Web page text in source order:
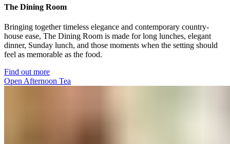
The Dining Room​​​​‌ ‍ ​‍​‍‌‍ ‌ ​‍‌‍‍‌‌‍‌ ‌‍‍‌‌‍ ‍​‍​‍​ ‍‍​‍​‍‌ ​ ‌‍​‌‌‍ ‍‌‍‍‌‌ ‌​‌ ‍‌​‍ ‍‌‍‍‌‌‍ ​‍​‍​‍ ​​‍​‍‌‍‍​‌ ​‍‌‍‌‌‌‍‌‍​‍​‍​ ‍‍​‍​‍‌‍‍​‌ ‌​‌ ‌​‌ ​​‌ ​ ​ ‍‍​‍ ​‍ ‌‍ ​​‍ ‌‌‍​‌‌‍ ‍‌‍‌​​‍ ‌‌ ​‍​‍ ‌‌‍‍​‌‍ ‌ ‌​‌‍‌‌‌‍ ​‌ ​ ​‍ ‌‌ ​ ‌ ‌​‌ ‌‌‌‍‌​‌‍‍‌‌‍ ​‍ ‍‌ ‌‍‌‍‌‌‌ ​‍‌‍​ ‌‍‌‌‌‍ ​​‍ ‍‌‍​‌‌ ​​‌ ​​​‍ ‌‍‍‌‌‍ ‍‌ ‌​‌‍‌‌‌‍ ‍‌ ‌​​‍ ‌‍‌‌‌‍‌​‌‍‍‌‌ ‌​​‍ ‌‍ ‌‌‍ ‌‍‌​‌‍‌‌​ ‌‌ ​​‌ ​‍‌‍‌‌‌ ​ ‌‍‌‌‌‍ ‍‌ ‌​‌‍​‌‌ ‌​‌‍‍‌‌‍ ‌‍ ‍​ ‍ ‌‍‍‌‌‍‌​​ ‌‌‍​‍​ ‍‌‌‍​‌​ ‌‍​ ‌‌​ ‌ ‌‍‌‌​ ‌‌​‍ ‌​ ​‍‌‍‌​​ ‌‌​ ‍‌​‍ ‌​ ‌​‌‍​‍‌‍​ ​ ​‍​‍ ‌​ ‍​​ ‍‌​ ​ ​ ‌ ​‍ ‌‌‍​‌‌‍​‌​ ‍​‌‍‌‍‌‍‌‍‌‍​‌​ ‍‌‌‍​ ​ ‌‌‌‍‌‌​ ‌ ‌‍​‌​ ‍ ‌ ‌​‌ ‍‌‌ ​​‌‍‌‌​ ‌‌‍‍​‌‍ ‌ ‌​‌‍‌‌‌‍ ​‌‌​ ‌‍‍‌‌ ‌​‌‍‌‌‌‌​​‌‍​‌‌‍‌ ‌‍‌‌​ ‍ ‌ ​​‌‍​‌‌ ‌​‌‍‍​​ ‌‌ ​​‌‍​‌‌‍‌ ‌‍‌‌‌​​‍‌ ‌‌‌‍‍‌‌‍ ​‌‍‌​‌‍‌‌‌ ​‍​‍‌‌​ ‌‌‌​​‍‌‌ ‌‍‍ ‌‍‌‌‌ ‍‌​‍‌‌​ ​ ‌​‌​​‍‌‌​ ​ ‌​‌​​‍‌‌​ ​‍​ ​‍​ ‌‌​ ​‍‌‍​‌‌‍‌‍​ ‌‍​ ‌‍​ ‌​‌‍‌​‌‍‌​​ ​ ​ ‍‌​ ‍​​‍‌‌​ ​‍​ ​‍​‍‌‌​ ‌‌‌​‌​​‍ ‍‌‍​ ‌‍ ‌‍ ‍‌ ‌​‌‍‌‌‌‍ ‍‌ ‌​​‍‌‌​ ‌‌‌​​‍‌‌ ‌‍‍ ‌‍‌‌‌ ‍‌​‍‌‌​ ​ ‌​‌​​‍‌‌​ ​ ‌​‌​​‍‌‌​ ​‍​ ​‍‌‍‌‌‌‍​‍‌‍​ ​ ‌​​ ‌‍​ ​ ‌‍‌​​ ​‌​ ‌‍​ ‌​‌‍‌‌​ ‌​​‍‌‌​ ​‍​ ​‍​‍‌‌​ ‌‌‌​‌​​‍ ‍‌ ‌​‌‍‍‌‌ ‌​‌‍ ​‌‍‌‌​ ‌‍​‍‌‍​‌‌ ​ ‌‍‌‌‌‌‌‌‌ ​‍‌‍ ​​ ‌‌‍‍​‌ ‌​‌ ‌​‌ ​​‌ ​ ​‍‌‌​ ​ ‌​​‌​‍‌‌​ ​‍‌​‌‍​‍‌‌​ ​‍‌​‌‍‌‍ ​​‍ ‌‌‍​‌‌‍ ‍‌‍‌​​‍ ‌‌ ​‍​‍ ‌‌‍‍​‌‍ ‌ ‌​‌‍‌‌‌‍ ​‌ ​ ​‍ ‌‌ ​ ‌ ‌​‌ ‌‌‌‍‌​‌‍‍‌‌‍ ​‍ ‍‌ ‌‍‌‍‌‌‌ ​‍‌‍​ ‌‍‌‌‌‍ ​​‍ ‍‌‍​‌‌ ​​‌ ​​​‍‌‍‌‍‍‌‌‍‌​​ ‌‌‍​‍​ ‍‌‌‍​‌​ ‌‍​ ‌‌​ ‌ ‌‍‌‌​ ‌‌​‍ ‌​ ​‍‌‍‌​​ ‌‌​ ‍‌​‍ ‌​ ‌​‌‍​‍‌‍​ ​ ​‍​‍ ‌​ ‍​​ ‍‌​ ​ ​ ‌ ​‍ ‌‌‍​‌‌‍​‌​ ‍​‌‍‌‍‌‍‌‍‌‍​‌​ ‍‌‌‍​ ​ ‌‌‌‍‌‌​ ‌ ‌‍​‌​‍‌‍‌ ‌​‌ ‍‌‌ ​​‌‍‌‌​ ‌‌‍‍​‌‍ ‌ ‌​‌‍‌‌‌‍ ​‌‌​ ‌‍‍‌‌ ‌​‌‍‌‌‌‌​​‌‍​‌‌‍‌ ‌‍‌‌​‍‌‍‌ ​​‌‍​‌‌ ‌​‌‍‍​​ ‌‌ ​​‌‍​‌‌‍‌ ‌‍‌‌‌​​‍‌ ‌‌‌‍‍‌‌‍ ​‌‍‌​‌‍‌‌‌ ​‍​‍‌‌​ ‌‌‌​​‍‌‌ ‌‍‍ ‌‍‌‌‌ ‍‌​‍‌‌​ ​ ‌​‌​​‍‌‌​ ​ ‌​‌​​‍‌‌​ ​‍​ ​‍​ ‌‌​ ​‍‌‍​‌‌‍‌‍​ ‌‍​ ‌‍​ ‌​‌‍‌​‌‍‌​​ ​ ​ ‍‌​ ‍​​‍‌‌​ ​‍​ ​‍​‍‌‌​ ‌‌‌​‌​​‍ ‍‌‍​ ‌‍ ‌‍ ‍‌ ‌​‌‍‌‌‌‍ ‍‌ ‌​​‍‌‌​ ‌‌‌​​‍‌‌ ‌‍‍ ‌‍‌‌‌ ‍‌​‍‌‌​ ​ ‌​‌​​‍‌‌​ ​ ‌​‌​​‍‌‌​ ​‍​ ​‍‌‍‌‌‌‍​‍‌‍​ ​ ‌​​ ‌‍​ ​ ‌‍‌​​ ​‌​ ‌‍​ ‌​‌‍‌‌​ ‌​​‍‌‌​ ​‍​ ​‍​‍‌‌​ ‌‌‌​‌​​‍ ‍‌ ‌​‌‍‍‌‌ ‌​‌‍ ​‌‍‌‌​‍‌‍‌ ​​‌‍‌‌‌ ​‍‌ ​ ‌ ​​‌‍‌‌‌‍​ ‌ ‌​‌‍‍‌‌ ‌‍‌‍‌‌​ ‌‌ ​​‌ ‌‌‌‍​‍‌‍ ​‌‍‍‌‌ ​ ‌‍‍​‌‍‌‌‌‍‌​​‍​‍‌ ‌
Bringing together timeless elegance and contemporary country-
house ease, The Dining Room is made for long lunches, elegant
dinner, Sunday lunch, and those moments when the setting should
feel as memorable as the food.​​​​‌ ‍ ​‍​‍‌‍ ‌ ​‍‌‍‍‌‌‍‌ ‌‍‍‌‌‍ ‍​‍​‍​ ‍‍​‍​‍‌ ​ ‌‍​‌‌‍ ‍‌‍‍‌‌ ‌​‌ ‍‌​‍ ‍‌‍‍‌‌‍ ​‍​‍​‍ ​​‍​‍‌‍‍​‌ ​‍‌‍‌‌‌‍‌‍​‍​‍​ ‍‍​‍​‍‌‍‍​‌ ‌​‌ ‌​‌ ​​‌ ​ ​ ‍‍​‍ ​‍ ‌‍ ​​‍ ‌‌‍​‌‌‍ ‍‌‍‌​​‍ ‌‌ ​‍​‍ ‌‌‍‍​‌‍ ‌ ‌​‌‍‌‌‌‍ ​‌ ​ ​‍ ‌‌ ​ ‌ ‌​‌ ‌‌‌‍‌​‌‍‍‌‌‍ ​‍ ‍‌ ‌‍‌‍‌‌‌ ​‍‌‍​ ‌‍‌‌‌‍ ​​‍ ‍‌‍​‌‌ ​​‌ ​​​‍ ‌‍‍‌‌‍ ‍‌ ‌​‌‍‌‌‌‍ ‍‌ ‌​​‍ ‌‍‌‌‌‍‌​‌‍‍‌‌ ‌​​‍ ‌‍ ‌‌‍ ‌‍‌​‌‍‌‌​ ‌‌ ​​‌ ​‍‌‍‌‌‌ ​ ‌‍‌‌‌‍ ‍‌ ‌​‌‍​‌‌ ‌​‌‍‍‌‌‍ ‌‍ ‍​ ‍ ‌‍‍‌‌‍‌​​ ‌‌‍​‍​ ‍‌‌‍​‌​ ‌‍​ ‌‌​ ‌ ‌‍‌‌​ ‌‌​‍ ‌​ ​‍‌‍‌​​ ‌‌​ ‍‌​‍ ‌​ ‌​‌‍​‍‌‍​ ​ ​‍​‍ ‌​ ‍​​ ‍‌​ ​ ​ ‌ ​‍ ‌‌‍​‌‌‍​‌​ ‍​‌‍‌‍‌‍‌‍‌‍​‌​ ‍‌‌‍​ ​ ‌‌‌‍‌‌​ ‌ ‌‍​‌​ ‍ ‌ ‌​‌ ‍‌‌ ​​‌‍‌‌​ ‌‌‍‍​‌‍ ‌ ‌​‌‍‌‌‌‍ ​‌‌​ ‌‍‍‌‌ ‌​‌‍‌‌‌‌​​‌‍​‌‌‍‌ ‌‍‌‌​ ‍ ‌ ​​‌‍​‌‌ ‌​‌‍‍​​ ‌‌ ​​‌‍​‌‌‍‌ ‌‍‌‌‌​​‍‌ ‌‌‌‍‍‌‌‍ ​‌‍‌​‌‍‌‌‌ ​‍​‍‌‌​ ‌‌‌​​‍‌‌ ‌‍‍ ‌‍‌‌‌ ‍‌​‍‌‌​ ​ ‌​‌​​‍‌‌​ ​ ‌​‌​​‍‌‌​ ​‍​ ​‍​ ‌‌​ ​‍‌‍​‌‌‍‌‍​ ‌‍​ ‌‍​ ‌​‌‍‌​‌‍‌​​ ​ ​ ‍‌​ ‍​​‍‌‌​ ​‍​ ​‍​‍‌‌​ ‌‌‌​‌​​‍ ‍‌‍​ ‌‍ ‌‍ ‍‌ ‌​‌‍‌‌‌‍ ‍‌ ‌​​‍‌‌​ ‌‌‌​​‍‌‌ ‌‍‍ ‌‍‌‌‌ ‍‌​‍‌‌​ ​ ‌​‌​​‍‌‌​ ​ ‌​‌​​‍‌‌​ ​‍​ ​‍‌‍‌‌‌‍​‍‌‍​ ​ ‌​​ ‌‍​ ​ ‌‍‌​​ ​‌​ ‌‍​ ‌​‌‍‌‌​ ‌​​‍‌‌​ ​‍​ ​‍​‍‌‌​ ‌‌‌​‌​​‍ ‍‌‍‌‌‌ ‍​‌‍​ ‌‍‌‌‌ ​‍‌ ​​‌ ‌​​ ‌‍​‍‌‍​‌‌ ​ ‌‍‌‌‌‌‌‌‌ ​‍‌‍ ​​ ‌‌‍‍​‌ ‌​‌ ‌​‌ ​​‌ ​ ​‍‌‌​ ​ ‌​​‌​‍‌‌​ ​‍‌​‌‍​‍‌‌​ ​‍‌​‌‍‌‍ ​​‍ ‌‌‍​‌‌‍ ‍‌‍‌​​‍ ‌‌ ​‍​‍ ‌‌‍‍​‌‍ ‌ ‌​‌‍‌‌‌‍ ​‌ ​ ​‍ ‌‌ ​ ‌ ‌​‌ ‌‌‌‍‌​‌‍‍‌‌‍ ​‍ ‍‌ ‌‍‌‍‌‌‌ ​‍‌‍​ ‌‍‌‌‌‍ ​​‍ ‍‌‍​‌‌ ​​‌ ​​​‍‌‍‌‍‍‌‌‍‌​​ ‌‌‍​‍​ ‍‌‌‍​‌​ ‌‍​ ‌‌​ ‌ ‌‍‌‌​ ‌‌​‍ ‌​ ​‍‌‍‌​​ ‌‌​ ‍‌​‍ ‌​ ‌​‌‍​‍‌‍​ ​ ​‍​‍ ‌​ ‍​​ ‍‌​ ​ ​ ‌ ​‍ ‌‌‍​‌‌‍​‌​ ‍​‌‍‌‍‌‍‌‍‌‍​‌​ ‍‌‌‍​ ​ ‌‌‌‍‌‌​ ‌ ‌‍​‌​‍‌‍‌ ‌​‌ ‍‌‌ ​​‌‍‌‌​ ‌‌‍‍​‌‍ ‌ ‌​‌‍‌‌‌‍ ​‌‌​ ‌‍‍‌‌ ‌​‌‍‌‌‌‌​​‌‍​‌‌‍‌ ‌‍‌‌​‍‌‍‌ ​​‌‍​‌‌ ‌​‌‍‍​​ ‌‌ ​​‌‍​‌‌‍‌ ‌‍‌‌‌​​‍‌ ‌‌‌‍‍‌‌‍ ​‌‍‌​‌‍‌‌‌ ​‍​‍‌‌​ ‌‌‌​​‍‌‌ ‌‍‍ ‌‍‌‌‌ ‍‌​‍‌‌​ ​ ‌​‌​​‍‌‌​ ​ ‌​‌​​‍‌‌​ ​‍​ ​‍​ ‌‌​ ​‍‌‍​‌‌‍‌‍​ ‌‍​ ‌‍​ ‌​‌‍‌​‌‍‌​​ ​ ​ ‍‌​ ‍​​‍‌‌​ ​‍​ ​‍​‍‌‌​ ‌‌‌​‌​​‍ ‍‌‍​ ‌‍ ‌‍ ‍‌ ‌​‌‍‌‌‌‍ ‍‌ ‌​​‍‌‌​ ‌‌‌​​‍‌‌ ‌‍‍ ‌‍‌‌‌ ‍‌​‍‌‌​ ​ ‌​‌​​‍‌‌​ ​ ‌​‌​​‍‌‌​ ​‍​ ​‍‌‍‌‌‌‍​‍‌‍​ ​ ‌​​ ‌‍​ ​ ‌‍‌​​ ​‌​ ‌‍​ ‌​‌‍‌‌​ ‌​​‍‌‌​ ​‍​ ​‍​‍‌‌​ ‌‌‌​‌​​‍ ‍‌‍‌‌‌ ‍​‌‍​ ‌‍‌‌‌ ​‍‌ ​​‌ ‌​​‍‌‍‌ ​​‌‍‌‌‌ ​‍‌ ​ ‌ ​​‌‍‌‌‌‍​ ‌ ‌​‌‍‍‌‌ ‌‍‌‍‌‌​ ‌‌ ​​‌ ‌‌‌‍​‍‌‍ ​‌‍‍‌‌ ​ ‌‍‍​‌‍‌‌‌‍‌​​‍​‍‌ ‌
Find out more​​​​‌ ‍ ​‍​‍‌‍ ‌ ​‍‌‍‍‌‌‍‌ ‌‍‍‌‌‍ ‍​‍​‍​ ‍‍​‍​‍‌ ​ ‌‍​‌‌‍ ‍‌‍‍‌‌ ‌​‌ ‍‌​‍ ‍‌‍‍‌‌‍ ​‍​‍​‍ ​​‍​‍‌‍‍​‌ ​‍‌‍‌‌‌‍‌‍​‍​‍​ ‍‍​‍​‍‌‍‍​‌ ‌​‌ ‌​‌ ​​‌ ​ ​ ‍‍​‍ ​‍ ‌‍ ​​‍ ‌‌‍​‌‌‍ ‍‌‍‌​​‍ ‌‌ ​‍​‍ ‌‌‍‍​‌‍ ‌ ‌​‌‍‌‌‌‍ ​‌ ​ ​‍ ‌‌ ​ ‌ ‌​‌ ‌‌‌‍‌​‌‍‍‌‌‍ ​‍ ‍‌ ‌‍‌‍‌‌‌ ​‍‌‍​ ‌‍‌‌‌‍ ​​‍ ‍‌‍​‌‌ ​​‌ ​​​‍ ‌‍‍‌‌‍ ‍‌ ‌​‌‍‌‌‌‍ ‍‌ ‌​​‍ ‌‍‌‌‌‍‌​‌‍‍‌‌ ‌​​‍ ‌‍ ‌‌‍ ‌‍‌​‌‍‌‌​ ‌‌ ​​‌ ​‍‌‍‌‌‌ ​ ‌‍‌‌‌‍ ‍‌ ‌​‌‍​‌‌ ‌​‌‍‍‌‌‍ ‌‍ ‍​ ‍ ‌‍‍‌‌‍‌​​ ‌‌‍​‍​ ‍‌‌‍​‌​ ‌‍​ ‌‌​ ‌ ‌‍‌‌​ ‌‌​‍ ‌​ ​‍‌‍‌​​ ‌‌​ ‍‌​‍ ‌​ ‌​‌‍​‍‌‍​ ​ ​‍​‍ ‌​ ‍​​ ‍‌​ ​ ​ ‌ ​‍ ‌‌‍​‌‌‍​‌​ ‍​‌‍‌‍‌‍‌‍‌‍​‌​ ‍‌‌‍​ ​ ‌‌‌‍‌‌​ ‌ ‌‍​‌​ ‍ ‌ ‌​‌ ‍‌‌ ​​‌‍‌‌​ ‌‌‍‍​‌‍ ‌ ‌​‌‍‌‌‌‍ ​‌‌​ ‌‍‍‌‌ ‌​‌‍‌‌‌‌​​‌‍​‌‌‍‌ ‌‍‌‌​ ‍ ‌ ​​‌‍​‌‌ ‌​‌‍‍​​ ‌‌ ​​‌‍​‌‌‍‌ ‌‍‌‌‌​​‍‌ ‌‌‌‍‍‌‌‍ ​‌‍‌​‌‍‌‌‌ ​‍​‍‌‌​ ‌‌‌​​‍‌‌ ‌‍‍ ‌‍‌‌‌ ‍‌​‍‌‌​ ​ ‌​‌​​‍‌‌​ ​ ‌​‌​​‍‌‌​ ​‍​ ​‍​ ‌‌​ ​‍‌‍​‌‌‍‌‍​ ‌‍​ ‌‍​ ‌​‌‍‌​‌‍‌​​ ​ ​ ‍‌​ ‍​​‍‌‌​ ​‍​ ​‍​‍‌‌​ ‌‌‌​‌​​‍ ‍‌‍​ ‌‍ ‌‍ ‍‌ ‌​‌‍‌‌‌‍ ‍‌ ‌​​‍‌‌​ ‌‌‌​​‍‌‌ ‌‍‍ ‌‍‌‌‌ ‍‌​‍‌‌​ ​ ‌​‌​​‍‌‌​ ​ ‌​‌​​‍‌‌​ ​‍​ ​‍‌‍‌‌‌‍​‍‌‍​ ​ ‌​​ ‌‍​ ​ ‌‍‌​​ ​‌​ ‌‍​ ‌​‌‍‌‌​ ‌​​‍‌‌​ ​‍​ ​‍​‍‌‌​ ‌‌‌​‌​​‍ ‍‌ ​ ‌‍‌‌‌‍​ ‌‍ ‌‍ ‍‌‍‌​‌‍​‌‌ ​‍‌ ‍‌‌​​ ‌ ‌​‌‍​‌​‍ ‍‌‍ ​‌‍​‌‌‍​‍‌‍‌‌‌‍ ​​ ‌‍​‍‌‍​‌‌ ​ ‌‍‌‌‌‌‌‌‌ ​‍‌‍ ​​ ‌‌‍‍​‌ ‌​‌ ‌​‌ ​​‌ ​ ​‍‌‌​ ​ ‌​​‌​‍‌‌​ ​‍‌​‌‍​‍‌‌​ ​‍‌​‌‍‌‍ ​​‍ ‌‌‍​‌‌‍ ‍‌‍‌​​‍ ‌‌ ​‍​‍ ‌‌‍‍​‌‍ ‌ ‌​‌‍‌‌‌‍ ​‌ ​ ​‍ ‌‌ ​ ‌ ‌​‌ ‌‌‌‍‌​‌‍‍‌‌‍ ​‍ ‍‌ ‌‍‌‍‌‌‌ ​‍‌‍​ ‌‍‌‌‌‍ ​​‍ ‍‌‍​‌‌ ​​‌ ​​​‍‌‍‌‍‍‌‌‍‌​​ ‌‌‍​‍​ ‍‌‌‍​‌​ ‌‍​ ‌‌​ ‌ ‌‍‌‌​ ‌‌​‍ ‌​ ​‍‌‍‌​​ ‌‌​ ‍‌​‍ ‌​ ‌​‌‍​‍‌‍​ ​ ​‍​‍ ‌​ ‍​​ ‍‌​ ​ ​ ‌ ​‍ ‌‌‍​‌‌‍​‌​ ‍​‌‍‌‍‌‍‌‍‌‍​‌​ ‍‌‌‍​ ​ ‌‌‌‍‌‌​ ‌ ‌‍​‌​‍‌‍‌ ‌​‌ ‍‌‌ ​​‌‍‌‌​ ‌‌‍‍​‌‍ ‌ ‌​‌‍‌‌‌‍ ​‌‌​ ‌‍‍‌‌ ‌​‌‍‌‌‌‌​​‌‍​‌‌‍‌ ‌‍‌‌​‍‌‍‌ ​​‌‍​‌‌ ‌​‌‍‍​​ ‌‌ ​​‌‍​‌‌‍‌ ‌‍‌‌‌​​‍‌ ‌‌‌‍‍‌‌‍ ​‌‍‌​‌‍‌‌‌ ​‍​‍‌‌​ ‌‌‌​​‍‌‌ ‌‍‍ ‌‍‌‌‌ ‍‌​‍‌‌​ ​ ‌​‌​​‍‌‌​ ​ ‌​‌​​‍‌‌​ ​‍​ ​‍​ ‌‌​ ​‍‌‍​‌‌‍‌‍​ ‌‍​ ‌‍​ ‌​‌‍‌​‌‍‌​​ ​ ​ ‍‌​ ‍​​‍‌‌​ ​‍​ ​‍​‍‌‌​ ‌‌‌​‌​​‍ ‍‌‍​ ‌‍ ‌‍ ‍‌ ‌​‌‍‌‌‌‍ ‍‌ ‌​​‍‌‌​ ‌‌‌​​‍‌‌ ‌‍‍ ‌‍‌‌‌ ‍‌​‍‌‌​ ​ ‌​‌​​‍‌‌​ ​ ‌​‌​​‍‌‌​ ​‍​ ​‍‌‍‌‌‌‍​‍‌‍​ ​ ‌​​ ‌‍​ ​ ‌‍‌​​ ​‌​ ‌‍​ ‌​‌‍‌‌​ ‌​​‍‌‌​ ​‍​ ​‍​‍‌‌​ ‌‌‌​‌​​‍ ‍‌ ​ ‌‍‌‌‌‍​ ‌‍ ‌‍ ‍‌‍‌​‌‍​‌‌ ​‍‌ ‍‌‌​​ ‌ ‌​‌‍​‌​‍ ‍‌‍ ​‌‍​‌‌‍​‍‌‍‌‌‌‍ ​​‍‌‍‌ ​​‌‍‌‌‌ ​‍‌ ​ ‌ ​​‌‍‌‌‌‍​ ‌ ‌​‌‍‍‌‌ ‌‍‌‍‌‌​ ‌‌ ​​‌ ‌‌‌‍​‍‌‍ ​‌‍‍‌‌ ​ ‌‍‍​‌‍‌‌‌‍‌​​‍​‍‌ ‌
Open Afternoon Tea​​​​‌ ‍ ​‍​‍‌‍ ‌ ​‍‌‍‍‌‌‍‌ ‌‍‍‌‌‍ ‍​‍​‍​ ‍‍​‍​‍‌ ​ ‌‍​‌‌‍ ‍‌‍‍‌‌ ‌​‌ ‍‌​‍ ‍‌‍‍‌‌‍ ​‍​‍​‍ ​​‍​‍‌‍‍​‌ ​‍‌‍‌‌‌‍‌‍​‍​‍​ ‍‍​‍​‍‌‍‍​‌ ‌​‌ ‌​‌ ​​‌ ​ ​ ‍‍​‍ ​‍ ‌‍ ​​‍ ‌‌‍​‌‌‍ ‍‌‍‌​​‍ ‌‌ ​‍​‍ ‌‌‍‍​‌‍ ‌ ‌​‌‍‌‌‌‍ ​‌ ​ ​‍ ‌‌ ​ ‌ ‌​‌ ‌‌‌‍‌​‌‍‍‌‌‍ ​‍ ‍‌ ‌‍‌‍‌‌‌ ​‍‌‍​ ‌‍‌‌‌‍ ​​‍ ‍‌‍​‌‌ ​​‌ ​​​‍ ‌‍‍‌‌‍ ‍‌ ‌​‌‍‌‌‌‍ ‍‌ ‌​​‍ ‌‍‌‌‌‍‌​‌‍‍‌‌ ‌​​‍ ‌‍ ‌‌‍ ‌‍‌​‌‍‌‌​ ‌‌ ​​‌ ​‍‌‍‌‌‌ ​ ‌‍‌‌‌‍ ‍‌ ‌​‌‍​‌‌ ‌​‌‍‍‌‌‍ ‌‍ ‍​ ‍ ‌‍‍‌‌‍‌​​ ‌‌‍​‍​ ‍‌‌‍​‌​ ‌‍​ ‌‌​ ‌ ‌‍‌‌​ ‌‌​‍ ‌​ ​‍‌‍‌​​ ‌‌​ ‍‌​‍ ‌​ ‌​‌‍​‍‌‍​ ​ ​‍​‍ ‌​ ‍​​ ‍‌​ ​ ​ ‌ ​‍ ‌‌‍​‌‌‍​‌​ ‍​‌‍‌‍‌‍‌‍‌‍​‌​ ‍‌‌‍​ ​ ‌‌‌‍‌‌​ ‌ ‌‍​‌​ ‍ ‌ ‌​‌ ‍‌‌ ​​‌‍‌‌​ ‌‌‍‍​‌‍ ‌ ‌​‌‍‌‌‌‍ ​‌‌​ ‌‍‍‌‌ ‌​‌‍‌‌‌‌​​‌‍​‌‌‍‌ ‌‍‌‌​ ‍ ‌ ​​‌‍​‌‌ ‌​‌‍‍​​ ‌‌ ​​‌‍​‌‌‍‌ ‌‍‌‌‌​​‍‌ ‌‌‌‍‍‌‌‍ ​‌‍‌​‌‍‌‌‌ ​‍​‍‌‌​ ‌‌‌​​‍‌‌ ‌‍‍ ‌‍‌‌‌ ‍‌​‍‌‌​ ​ ‌​‌​​‍‌‌​ ​ ‌​‌​​‍‌‌​ ​‍​ ​‍​ ‌‌​ ​‍‌‍​‌‌‍‌‍​ ‌‍​ ‌‍​ ‌​‌‍‌​‌‍‌​​ ​ ​ ‍‌​ ‍​​‍‌‌​ ​‍​ ​‍​‍‌‌​ ‌‌‌​‌​​‍ ‍‌‍​ ‌‍ ‌‍ ‍‌ ‌​‌‍‌‌‌‍ ‍‌ ‌​​‍‌‌​ ‌‌‌​​‍‌‌ ‌‍‍ ‌‍‌‌‌ ‍‌​‍‌‌​ ​ ‌​‌​​‍‌‌​ ​ ‌​‌​​‍‌‌​ ​‍​ ​‍‌‍​‌​ ‌‍​ ‌‍​ ‌‌​ ​ ​ ​‌‌‍​‍‌‍‌‍‌‍‌‌‌‍​ ​ ​ ​ ‌​​‍‌‌​ ​‍​ ​‍​‍‌‌​ ‌‌‌​‌​​‍ ‍‌ ‌​‌‍‍‌‌ ‌​‌‍ ​‌‍‌‌​ ‌‍​‍‌‍​‌‌ ​ ‌‍‌‌‌‌‌‌‌ ​‍‌‍ ​​ ‌‌‍‍​‌ ‌​‌ ‌​‌ ​​‌ ​ ​‍‌‌​ ​ ‌​​‌​‍‌‌​ ​‍‌​‌‍​‍‌‌​ ​‍‌​‌‍‌‍ ​​‍ ‌‌‍​‌‌‍ ‍‌‍‌​​‍ ‌‌ ​‍​‍ ‌‌‍‍​‌‍ ‌ ‌​‌‍‌‌‌‍ ​‌ ​ ​‍ ‌‌ ​ ‌ ‌​‌ ‌‌‌‍‌​‌‍‍‌‌‍ ​‍ ‍‌ ‌‍‌‍‌‌‌ ​‍‌‍​ ‌‍‌‌‌‍ ​​‍ ‍‌‍​‌‌ ​​‌ ​​​‍‌‍‌‍‍‌‌‍‌​​ ‌‌‍​‍​ ‍‌‌‍​‌​ ‌‍​ ‌‌​ ‌ ‌‍‌‌​ ‌‌​‍ ‌​ ​‍‌‍‌​​ ‌‌​ ‍‌​‍ ‌​ ‌​‌‍​‍‌‍​ ​ ​‍​‍ ‌​ ‍​​ ‍‌​ ​ ​ ‌ ​‍ ‌‌‍​‌‌‍​‌​ ‍​‌‍‌‍‌‍‌‍‌‍​‌​ ‍‌‌‍​ ​ ‌‌‌‍‌‌​ ‌ ‌‍​‌​‍‌‍‌ ‌​‌ ‍‌‌ ​​‌‍‌‌​ ‌‌‍‍​‌‍ ‌ ‌​‌‍‌‌‌‍ ​‌‌​ ‌‍‍‌‌ ‌​‌‍‌‌‌‌​​‌‍​‌‌‍‌ ‌‍‌‌​‍‌‍‌ ​​‌‍​‌‌ ‌​‌‍‍​​ ‌‌ ​​‌‍​‌‌‍‌ ‌‍‌‌‌​​‍‌ ‌‌‌‍‍‌‌‍ ​‌‍‌​‌‍‌‌‌ ​‍​‍‌‌​ ‌‌‌​​‍‌‌ ‌‍‍ ‌‍‌‌‌ ‍‌​‍‌‌​ ​ ‌​‌​​‍‌‌​ ​ ‌​‌​​‍‌‌​ ​‍​ ​‍​ ‌‌​ ​‍‌‍​‌‌‍‌‍​ ‌‍​ ‌‍​ ‌​‌‍‌​‌‍‌​​ ​ ​ ‍‌​ ‍​​‍‌‌​ ​‍​ ​‍​‍‌‌​ ‌‌‌​‌​​‍ ‍‌‍​ ‌‍ ‌‍ ‍‌ ‌​‌‍‌‌‌‍ ‍‌ ‌​​‍‌‌​ ‌‌‌​​‍‌‌ ‌‍‍ ‌‍‌‌‌ ‍‌​‍‌‌​ ​ ‌​‌​​‍‌‌​ ​ ‌​‌​​‍‌‌​ ​‍​ ​‍‌‍​‌​ ‌‍​ ‌‍​ ‌‌​ ​ ​ ​‌‌‍​‍‌‍‌‍‌‍‌‌‌‍​ ​ ​ ​ ‌​​‍‌‌​ ​‍​ ​‍​‍‌‌​ ‌‌‌​‌​​‍ ‍‌ ‌​‌‍‍‌‌ ‌​‌‍ ​‌‍‌‌​‍‌‍‌ ​​‌‍‌‌‌ ​‍‌ ​ ‌ ​​‌‍‌‌‌‍​ ‌ ‌​‌‍‍‌‌ ‌‍‌‍‌‌​ ‌‌ ​​‌ ‌‌‌‍​‍‌‍ ​‌‍‍‌‌ ​ ‌‍‍​‌‍‌‌‌‍‌​​‍​‍‌ ‌